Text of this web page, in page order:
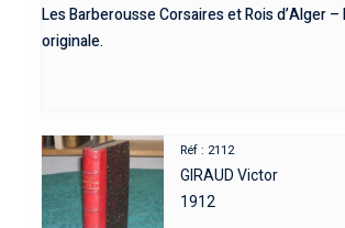
Les Barberousse Corsaires et Rois d’Alger –
originale.
Réf : 2112
GIRAUD Victor
1912